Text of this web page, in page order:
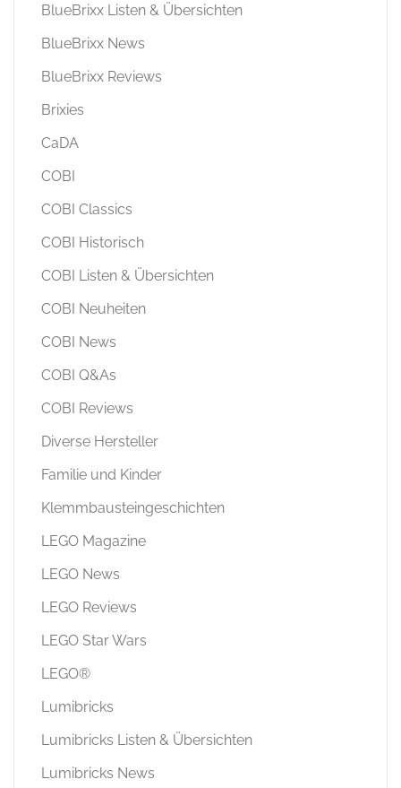
BlueBrixx Listen & Übersichten
BlueBrixx News
BlueBrixx Reviews
Brixies
CaDA
COBI
COBI Classics
COBI Historisch
COBI Listen & Übersichten
COBI Neuheiten
COBI News
COBI Q&As
COBI Reviews
Diverse Hersteller
Familie und Kinder
Klemmbausteingeschichten
LEGO Magazine
LEGO News
LEGO Reviews
LEGO Star Wars
LEGO®
Lumibricks
Lumibricks Listen & Übersichten
Lumibricks News